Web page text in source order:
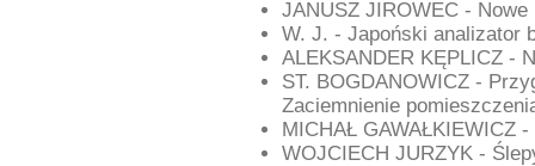
JANUSZ JIROWEC -
W. J. - Japoński analizator
ALEKSANDER KĘPLICZ -
ST. BOGDANOWICZ -
Zaciemnienie
MICHAŁ GAWAŁKIEWICZ
WOJCIECH JURZYK -